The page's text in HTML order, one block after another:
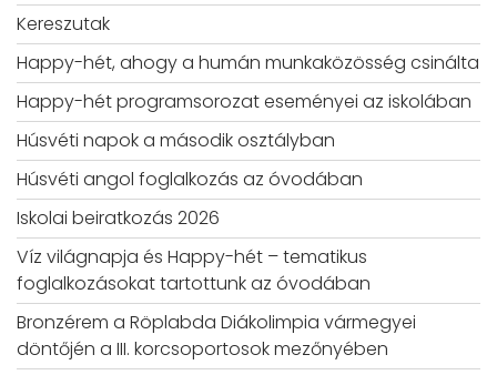
Kereszutak
Happy-hét, ahogy a humán munkaközösség csinálta
Happy-hét programsorozat eseményei az iskolában
Húsvéti napok a második osztályban
Húsvéti angol foglalkozás az óvodában
Iskolai beiratkozás 2026
Víz világnapja és Happy-hét – tematikus
foglalkozásokat tartottunk az óvodában
Bronzérem a Röplabda Diákolimpia vármegyei
döntőjén a III. korcsoportosok mezőnyében